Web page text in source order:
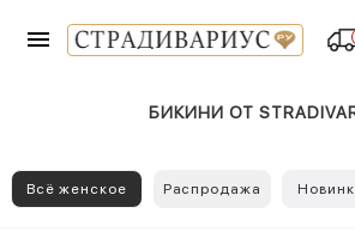
БИКИНИ ОТ
Всё женское Распродажа